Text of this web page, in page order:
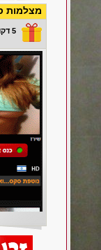
מצלמות
5 דקות חינם במתנה